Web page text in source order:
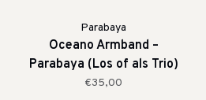
Parabaya
Oceano Armband –
Parabaya (Los of als Trio)
€35,00